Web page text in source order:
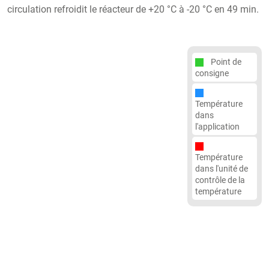
circulation refroidit le réacteur de +20 °C à -20 °C en 49 min.
Point de
consigne
Température
dans
l'application
Température
dans l'unité de
contrôle de la
température